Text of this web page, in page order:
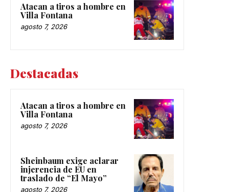
Atacan a tiros a hombre en
Villa Fontana
agosto 7, 2026
Destacadas
Atacan a tiros a hombre en
Villa Fontana
agosto 7, 2026
Sheinbaum exige aclarar
injerencia de EU en
traslado de “El Mayo”
agosto 7, 2026